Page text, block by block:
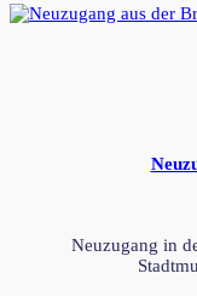
Neuzugang in